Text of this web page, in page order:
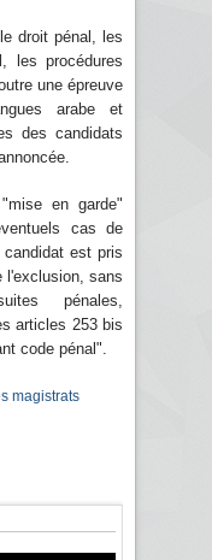
droit pénal, les
les procédures
une épreuve
arabe et
des candidats
en garde"
cas de
est pris
l'exclusion, sans
pénales,
articles 253 bis
code pénal".
magistrats